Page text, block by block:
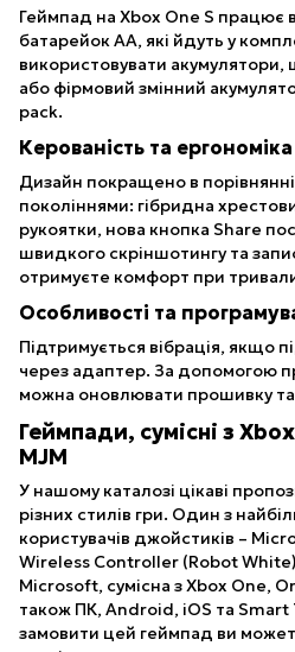
Геймпад на Xbox One S працює
батарейок AA, які йдуть у
використовувати
або фірмовий змінний
pack.
Керованість та ергономіка
Дизайн покращено в
поколіннями: гібридна
рукоятки, нова кнопка Share
швидкого скріншотингу та
отримуєте комфорт при
Особливості та
Підтримується вібрація, якщо
через адаптер. За допомогою
можна оновлювати прошивку
Геймпади, сумісні з
MJM
У нашому каталозі цікаві
різних стилів гри. Один з
користувачів джойстиків –
Wireless Controller (Robot
Microsoft, сумісна з Xbox One,
також ПК, Android, iOS та Smart
замовити цей геймпад ви